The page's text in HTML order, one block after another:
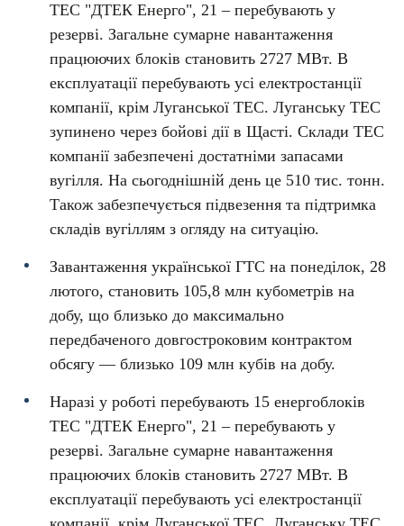
ТЕС "ДТЕК Енерго", 21 – перебувають у
резерві. Загальне сумарне навантаження
працюючих блоків становить 2727 МВт. В
експлуатації перебувають усі електростанції
компанії, крім Луганської ТЕС. Луганську ТЕС
зупинено через бойові дії в Щасті. Склади ТЕС
компанії забезпечені достатніми запасами
вугілля. На сьогоднішній день це 510 тис. тонн.
Також забезпечується підвезення та підтримка
складів вугіллям з огляду на ситуацію.
Завантаження української ГТС на понеділок, 28
лютого, становить 105,8 млн кубометрів на
добу, що близько до максимально
передбаченого довгостроковим контрактом
обсягу — близько 109 млн кубів на добу.
Наразі у роботі перебувають 15 енергоблоків
ТЕС "ДТЕК Енерго", 21 – перебувають у
резерві. Загальне сумарне навантаження
працюючих блоків становить 2727 МВт. В
експлуатації перебувають усі електростанції